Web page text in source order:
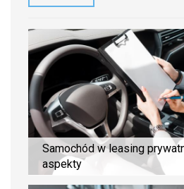
Samochód w leasing
aspekty